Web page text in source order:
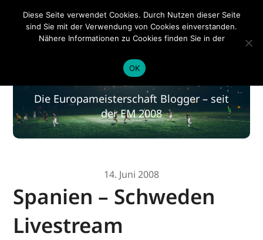
EM 2020
EM 2020
Die Europameisterschaft Blogger – seit
der EM 2008
14. Juni 2008
Spanien – Schweden
Livestream
Diese Seite verwendet Cookies. Durch Nutzen dieser Seite
sind Sie mit der Verwendung von Cookies einverstanden.
Nähere Informationen zu Cookies finden Sie in der
OK